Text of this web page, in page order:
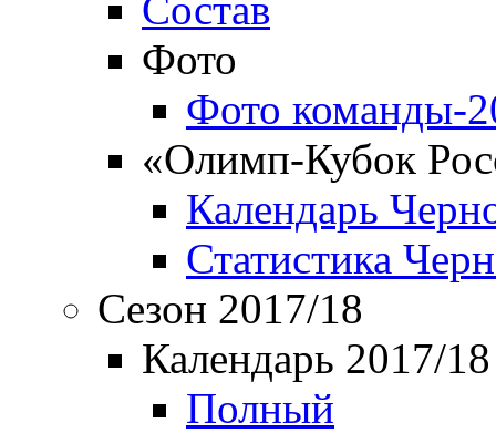
Фото
Фото команды-
«Олимп-Кубок
Календарь
Статистика
Сезон 2017/18
Календарь 2017/18
Полный